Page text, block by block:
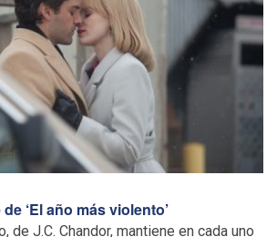
‘El año más violento’
de J.C. Chandor, mantiene en cada uno